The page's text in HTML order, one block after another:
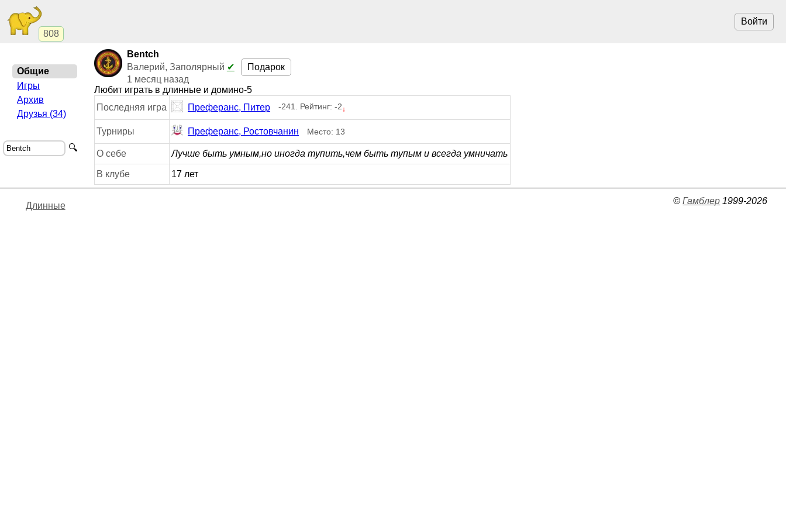
808
Войти
Bentch
Валерий, Заполярный ✔
1 месяц назад
Подарок
Любит играть в длинные и домино-5
Последняя игра
Преферанс, Питер -241. Рейтинг: -2↓
Турниры Преферанс, Ростовчанин Место: 13
О себе Лучше быть умным,но иногда тупить,чем быть тупым и всегда умничать
В клубе 17 лет
Общие
Игры
Архив
Друзья (34)
🔍
Длинные ©Гамблер 1999-2026